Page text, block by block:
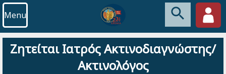
Menu
Ζητείται Ιατρός Ακτινοδιαγνώστης/
Ακτινολόγος